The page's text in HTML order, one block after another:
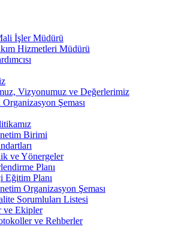
İşler Müdürü
Hizmetleri Müdürü
Vizyonumuz ve Değerlerimiz
Şeması
Birimi
ve Yönergeler
Planı
Eğitim Planı
Organizasyon Şeması
Sorumluları Listesi
ve Ekipler
ve Rehberler